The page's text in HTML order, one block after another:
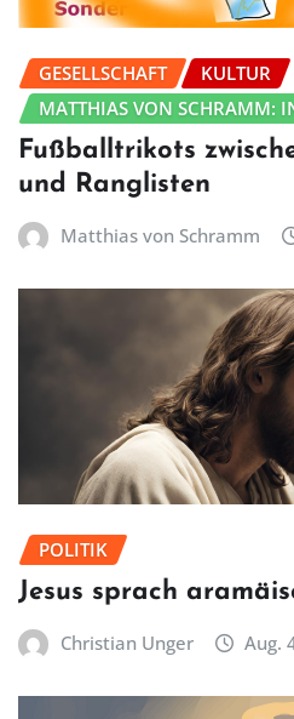
GESELLSCHAFT
KULTUR
MATTHIAS VON SCHRAMM:
Fußballtrikots
und Ranglisten
Matthias von Schramm
POLITIK
Jesus sprach
Christian Unger Aug.